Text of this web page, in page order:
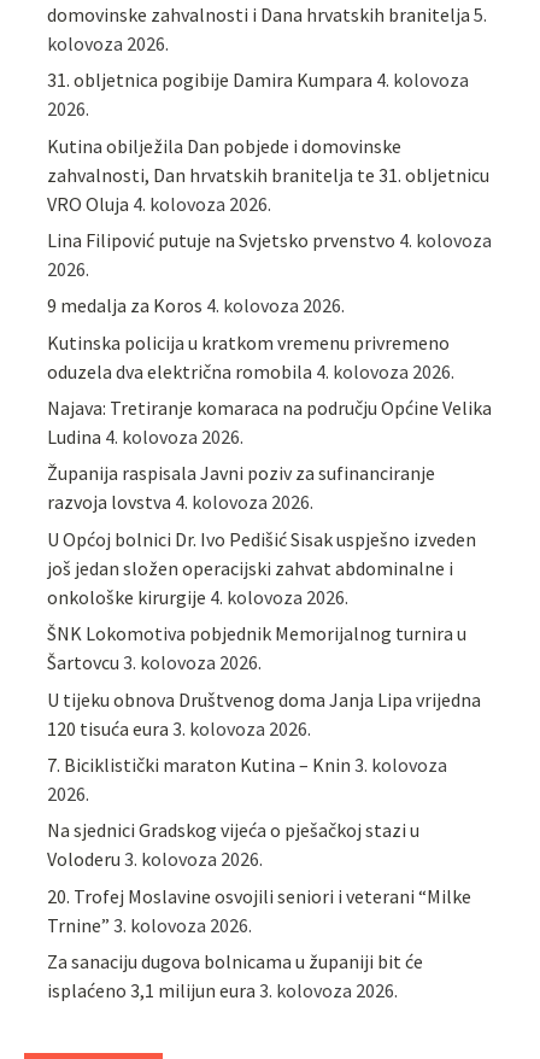
domovinske zahvalnosti i Dana hrvatskih branitelja 5.
kolovoza 2026.
31. obljetnica pogibije Damira Kumpara 4. kolovoza
2026.
Kutina obilježila Dan pobjede i domovinske
zahvalnosti, Dan hrvatskih branitelja te 31. obljetnicu
VRO Oluja 4. kolovoza 2026.
Lina Filipović putuje na Svjetsko prvenstvo 4. kolovoza
2026.
9 medalja za Koros 4. kolovoza 2026.
Kutinska policija u kratkom vremenu privremeno
oduzela dva električna romobila 4. kolovoza 2026.
Najava: Tretiranje komaraca na području Općine Velika
Ludina 4. kolovoza 2026.
Županija raspisala Javni poziv za sufinanciranje
razvoja lovstva 4. kolovoza 2026.
U Općoj bolnici Dr. Ivo Pedišić Sisak uspješno izveden
još jedan složen operacijski zahvat abdominalne i
onkološke kirurgije 4. kolovoza 2026.
ŠNK Lokomotiva pobjednik Memorijalnog turnira u
Šartovcu 3. kolovoza 2026.
U tijeku obnova Društvenog doma Janja Lipa vrijedna
120 tisuća eura 3. kolovoza 2026.
7. Biciklistički maraton Kutina – Knin 3. kolovoza
2026.
Na sjednici Gradskog vijeća o pješačkoj stazi u
Voloderu 3. kolovoza 2026.
20. Trofej Moslavine osvojili seniori i veterani “Milke
Trnine” 3. kolovoza 2026.
Za sanaciju dugova bolnicama u županiji bit će
isplaćeno 3,1 milijun eura 3. kolovoza 2026.